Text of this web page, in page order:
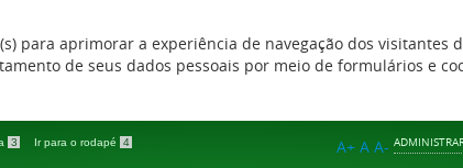
para aprimorar a experiência de navegação dos
de seus dados pessoais por meio de formulários e
3 Ir para o rodapé 4 A+ A A-